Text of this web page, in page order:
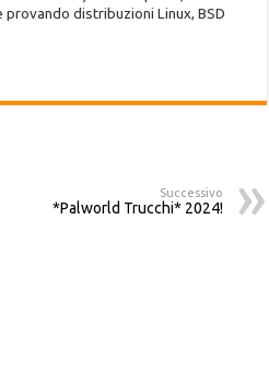
distribuzioni Linux, BSD
Successivo
*Palworld Trucchi* 2024!